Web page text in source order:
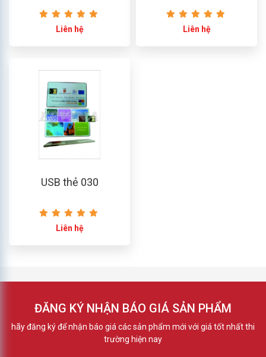
Liên hệ Liên hệ
USB thẻ 030
Liên hệ
ĐĂNG KÝ NHẬN BÁO GIÁ SẢN PHẨM
hãy đăng ký để nhận báo giá các sản phẩm mới với giá tốt nhất thi
trường hiện nay